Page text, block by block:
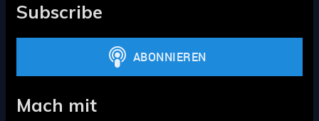
Subscribe
Mach mit